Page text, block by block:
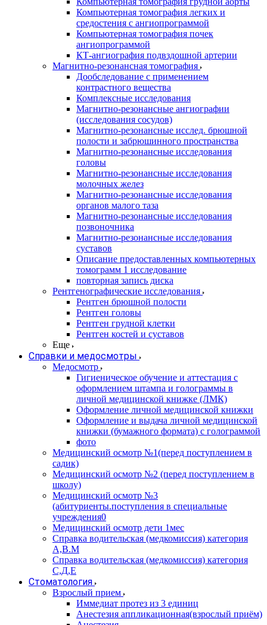
Компьютерная томография легких и
средостения с ангиопрограммой
Компьютерная томография почек
ангиопрограммой
КТ-ангиография подвздошной артерии
Магнитно-резонансная томография
Дообследование с применением
контрастного вещества
Комплексные исследования
Магнитно-резонансные ангиографии
(исследования сосудов)
Магнитно-резонансные исслед. брюшной
полости и забрюшинного пространства
Магнитно-резонансные исследования
головы
Магнитно-резонансные исследования
молочных желез
Магнитно-резонансные исследования
органов малого таза
Магнитно-резонансные исследования
позвоночника
Магнитно-резонансные исследования
суставов
Описание предоставленных компьютерных
томограмм 1 исследование
повторная запись диска
Рентгенографические исследования
Рентген брюшной полости
Рентген головы
Рентген грудной клетки
Рентген костей и суставов
Еще
Справки и медосмотры
Медосмотр
Гигиеническое обучение и аттестация с
оформлением штампа и голограммы в
личной медицинской книжке (ЛМК)
Оформление личной медицинской книжки
Оформление и выдача личной медицинской
книжки (бумажного формата) с голограммой
фото
Медицинский осмотр №1(перед поступлением в
садик)
Медицинский осмотр №2 (перед поступлением в
школу)
Медицинский осмотр №3
(абитуриенты.поступления в специальные
учреждения0
Медицинский осмотр дети 1мес
Справка водительская (медкомиссия) категория
А,В.М
Справка водительская (медкомиссия) категория
С,Д,Е
Стоматология
Взрослый прием
Иммедиат протез из 3 единиц
Анестезия аппликационная(взрослый приём)